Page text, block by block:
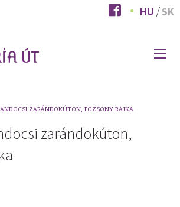
HU SK
ZARÁNDOKÚTON, POZSONY-RAJKA
zarándokúton,